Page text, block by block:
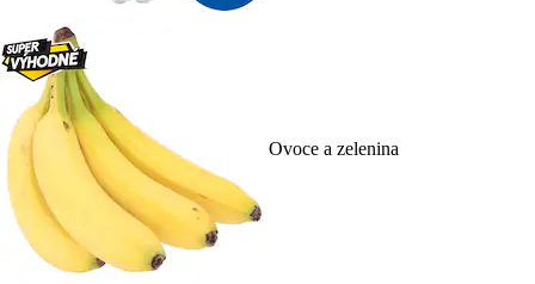
Ovoce a zelenina